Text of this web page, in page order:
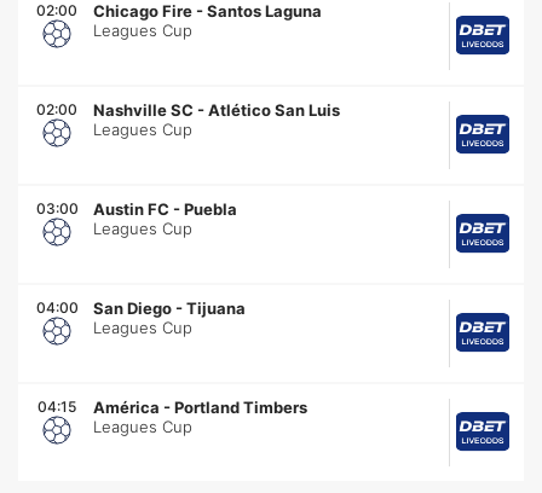
02:00 Chicago Fire -Santos Laguna
Leagues Cup
02:00 Nashville SC -Atlético San Luis
Leagues Cup
03:00 Austin FC -Puebla
Leagues Cup
04:00 San Diego -Tijuana
Leagues Cup
04:15 América -Portland Timbers
Leagues Cup